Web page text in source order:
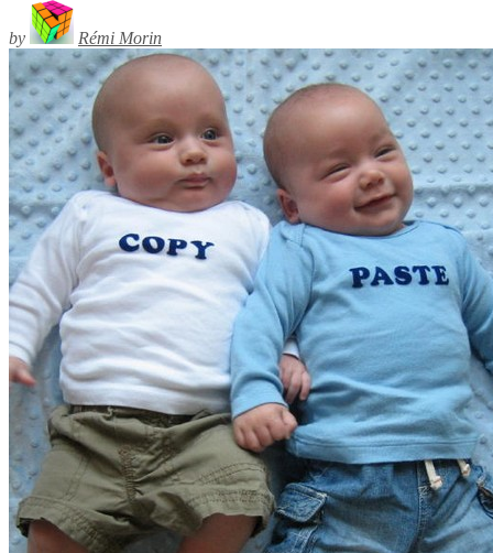
by Rémi Morin